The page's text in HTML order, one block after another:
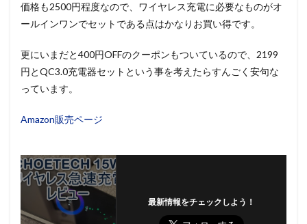
価格も2500円程度なので、ワイヤレス充電に必要なものがオ
ールインワンでセットである点はかなりお買い得です。
更にいまだと400円OFFのクーポンもついているので、2199
円とQC3.0充電器セットという事を考えたらすんごく安句な
っています。
Amazon販売ページ
最新情報をチェックしよう！